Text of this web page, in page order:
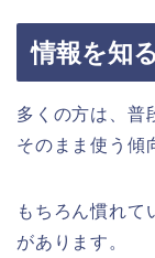
情報を知
多くの方は、普
そのまま使う傾
もちろん慣れて
があります。